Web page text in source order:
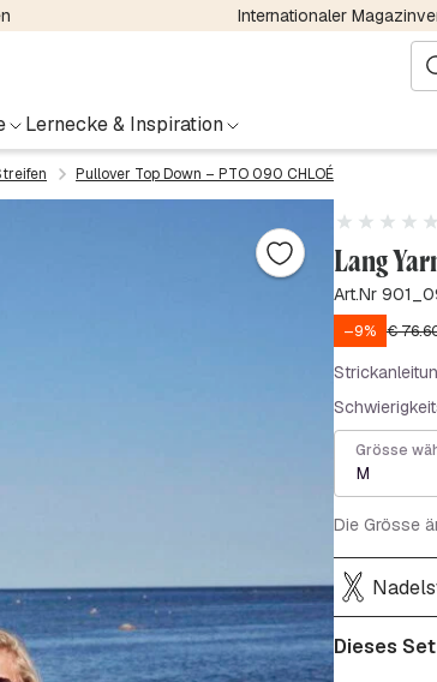
Internationaler
Lernecke & Inspiration
Pullover Top Down – PTO 090 CHLOÉ
Lang
Art.Nr
–9% €
Grösse
M
Die Grösse
Dieses